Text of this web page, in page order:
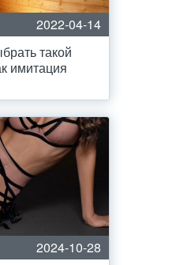
2022-04-14
такой
имитация
2024-10-28